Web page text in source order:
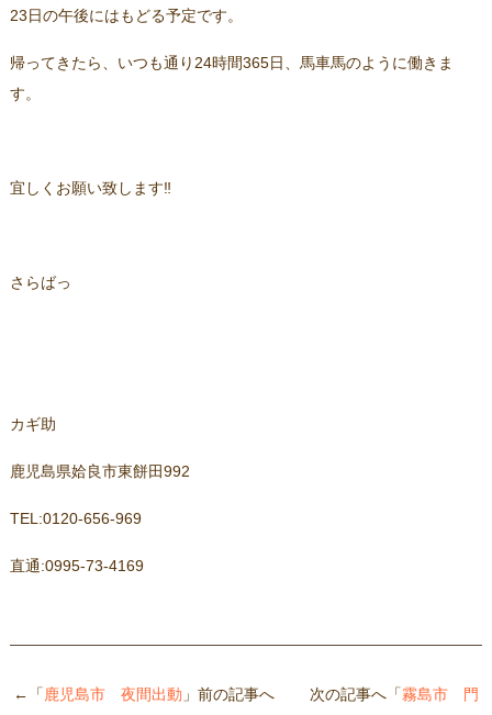
23日の午後にはもどる予定です。
帰ってきたら、いつも通り24時間365日、馬車馬のように働きま
す。
宜しくお願い致します‼
さらばっ
カギ助
鹿児島県姶良市東餅田992
TEL:0120-656-969
直通:0995-73-4169
←「鹿児島市 夜間出動 」前の記事へ 次の記事へ「霧島市 門